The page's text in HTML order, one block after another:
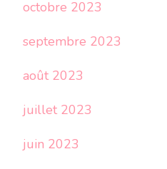
octobre 2023
septembre 2023
août 2023
juillet 2023
juin 2023